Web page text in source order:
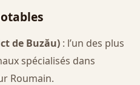
de Buzău): l’un des plus
spécialisés dans
Roumain.